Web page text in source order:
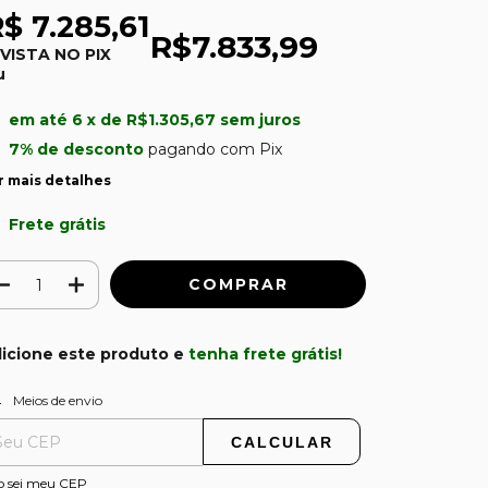
7.285,61
NO PIX
R$7.833,99
em até 6 x de R$1.305,67 sem juros
7% de descontopagando com Pix
mais detalhes
Frete grátis
este produto e tenha frete grátis!
para o CEP:
Meios de envio
CALCULAR
sei meu CEP